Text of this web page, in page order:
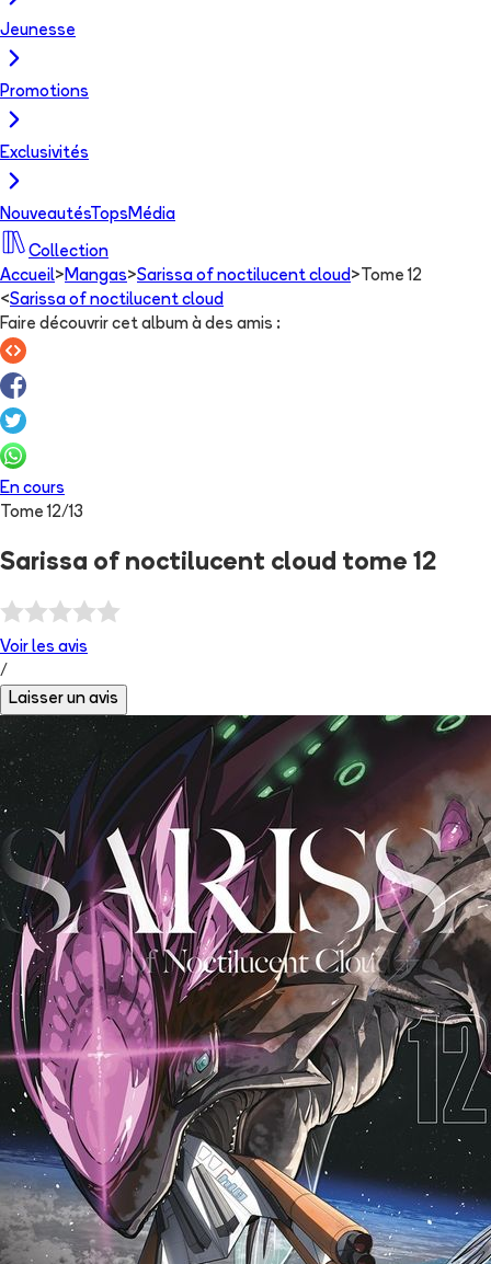
Jeunesse
Promotions
Exclusivités
NouveautésTops Média
Collection
Accueil> Mangas>Sarissa of noctilucent cloud > Tome 12
<Sarissa of noctilucent cloud
Faire découvrir cet album à des amis :
En cours
Tome12/13
Sarissa of noctilucent cloud tome 12
Voir les avis
/
Laisser un avis